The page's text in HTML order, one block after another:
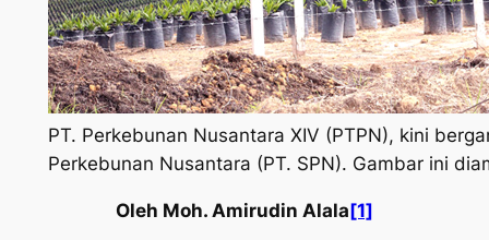
PT. Perkebunan Nusantara XIV (PTPN), kini
Perkebunan Nusantara (PT. SPN). Gambar ini
Oleh Moh. Amirudin Alala[1]